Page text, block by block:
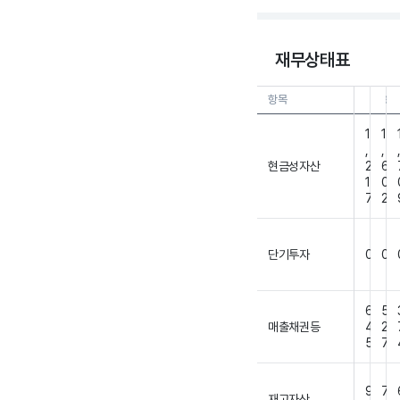
재무상태표
항목
현금성자산
1
2
1
7
1
6
0
2
1
단기투자 0 0
매출채권등
6
4
5
5
2
7
9
7